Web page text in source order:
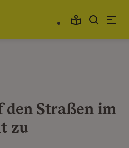
den Straßen im
zu